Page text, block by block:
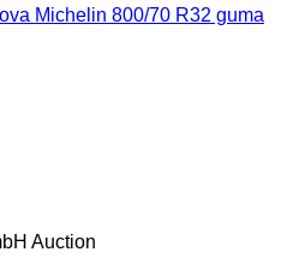
Michelin 800/70 R32 guma
Auction